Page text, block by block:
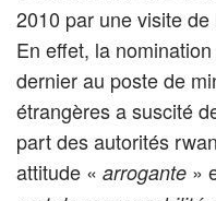
2010 par une visite
En effet, la
dernier au poste de
étrangères a suscité
part des autorités
attitude « arrogante »